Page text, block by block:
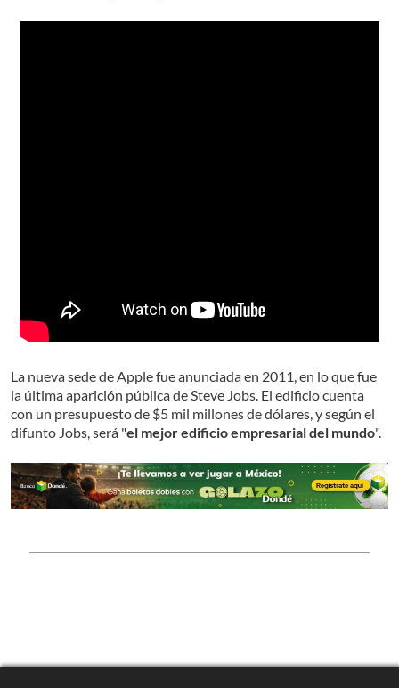
La nueva sede de Apple fue anunciada en 2011, en lo que fue
la última aparición pública de Steve Jobs. El edificio cuenta
con un presupuesto de $5 mil millones de dólares, y según el
difunto Jobs, será "el mejor edificio empresarial del mundo".